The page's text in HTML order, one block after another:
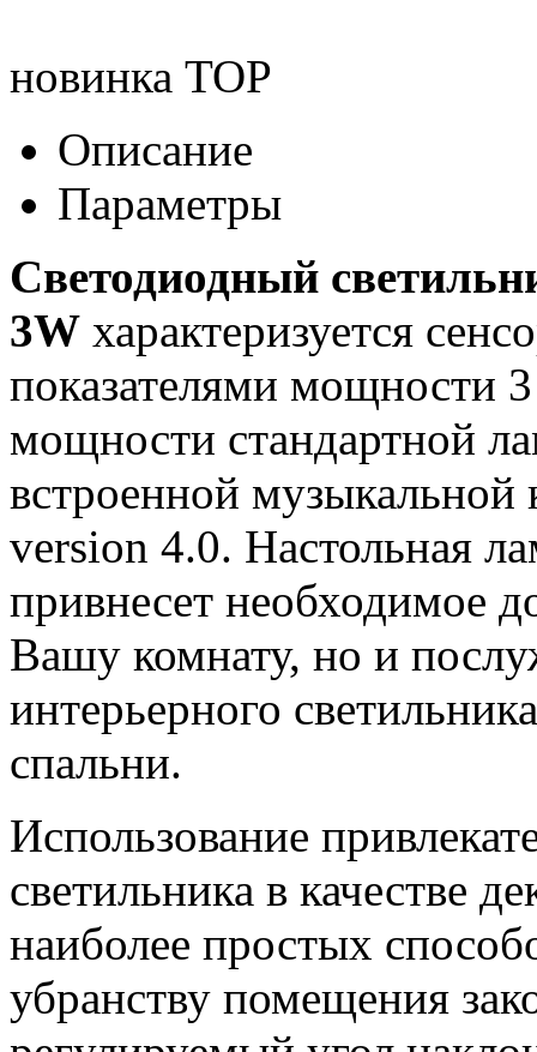
новинка TOP
Описание
Параметры
Светодиодный
3W характеризуется
показателями мощности 3
мощности стандартной
встроенной
version 4.0. Настольная
привнесет необходимое
Вашу комнату, но и
интерьерного
спальни.
Использование
светильника в качестве
наиболее простых
убранству помещения